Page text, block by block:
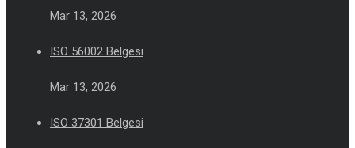
Mar 13, 2026
ISO 56002 Belgesi
Mar 13, 2026
ISO 37301 Belgesi